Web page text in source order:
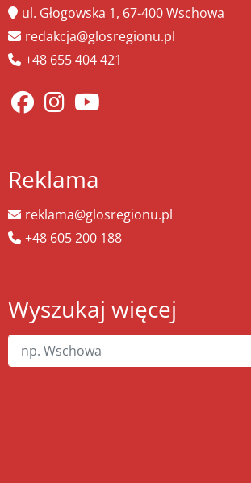
ul. Głogowska 1, 67-400 Wschowa
redakcja@glosregionu.pl
+48 655 404 421
Reklama
reklama@glosregionu.pl
+48 605 200 188
Wyszukaj więcej